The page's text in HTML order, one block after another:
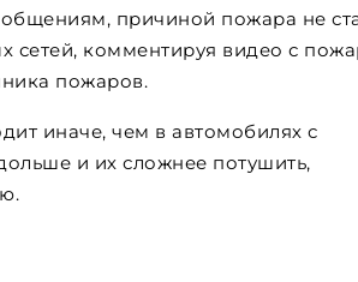
причиной пожара не
сетей, комментируя видео с
пожаров.
иначе, чем в автомобилях с
и их сложнее потушить,